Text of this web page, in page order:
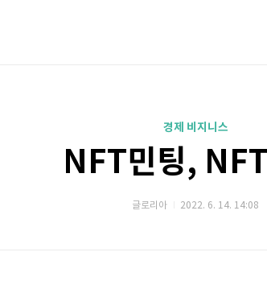
경제 비지니스
NFT민팅,
글로리아 2022. 6. 14. 14:08